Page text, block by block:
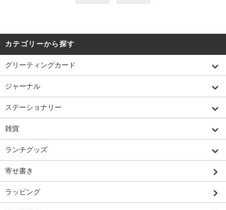
カテゴリーから探す
グリーティングカード
ジャーナル
ステーショナリー
雑貨
ランチグッズ
寄せ書き
ラッピング